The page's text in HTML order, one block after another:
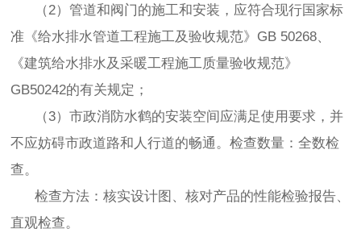
（2）管道和阀门的施工和安装，应符合现行国家标
准《给水排水管道工程施工及验收规范》GB 50268、
《建筑给水排水及采暖工程施工质量验收规范》
GB50242的有关规定；
（3）市政消防水鹤的安装空间应满足使用要求，并
不应妨碍市政道路和人行道的畅通。检查数量：全数检
查。
检查方法：核实设计图、核对产品的性能检验报告、
直观检查。